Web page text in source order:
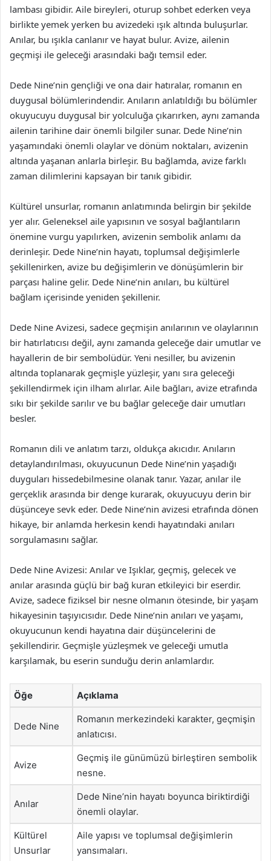
lambası gibidir. Aile bireyleri, oturup sohbet ederken veya
birlikte yemek yerken bu avizedeki ışık altında buluşurlar.
Anılar, bu ışıkla canlanır ve hayat bulur. Avize, ailenin
geçmişi ile geleceği arasındaki bağı temsil eder.
Dede Nine’nin gençliği ve ona dair hatıralar, romanın en
duygusal bölümlerindendir. Anıların anlatıldığı bu bölümler
okuyucuyu duygusal bir yolculuğa çıkarırken, aynı zamanda
ailenin tarihine dair önemli bilgiler sunar. Dede Nine’nin
yaşamındaki önemli olaylar ve dönüm noktaları, avizenin
altında yaşanan anlarla birleşir. Bu bağlamda, avize farklı
zaman dilimlerini kapsayan bir tanık gibidir.
Kültürel unsurlar, romanın anlatımında belirgin bir şekilde
yer alır. Geleneksel aile yapısının ve sosyal bağlantıların
önemine vurgu yapılırken, avizenin sembolik anlamı da
derinleşir. Dede Nine’nin hayatı, toplumsal değişimlerle
şekillenirken, avize bu değişimlerin ve dönüşümlerin bir
parçası haline gelir. Dede Nine’nin anıları, bu kültürel
bağlam içerisinde yeniden şekillenir.
Dede Nine Avizesi, sadece geçmişin anılarının ve olaylarının
bir hatırlatıcısı değil, aynı zamanda geleceğe dair umutlar ve
hayallerin de bir sembolüdür. Yeni nesiller, bu avizenin
altında toplanarak geçmişle yüzleşir, yanı sıra geleceği
şekillendirmek için ilham alırlar. Aile bağları, avize etrafında
sıkı bir şekilde sarılır ve bu bağlar geleceğe dair umutları
besler.
Romanın dili ve anlatım tarzı, oldukça akıcıdır. Anıların
detaylandırılması, okuyucunun Dede Nine’nin yaşadığı
duyguları hissedebilmesine olanak tanır. Yazar, anılar ile
gerçeklik arasında bir denge kurarak, okuyucuyu derin bir
düşünceye sevk eder. Dede Nine’nin avizesi etrafında dönen
hikaye, bir anlamda herkesin kendi hayatındaki anıları
sorgulamasını sağlar.
Dede Nine Avizesi: Anılar ve Işıklar, geçmiş, gelecek ve
anılar arasında güçlü bir bağ kuran etkileyici bir eserdir.
Avize, sadece fiziksel bir nesne olmanın ötesinde, bir yaşam
hikayesinin taşıyıcısıdır. Dede Nine’nin anıları ve yaşamı,
okuyucunun kendi hayatına dair düşüncelerini de
şekillendirir. Geçmişle yüzleşmek ve geleceği umutla
karşılamak, bu eserin sunduğu derin anlamlardır.
Öğe Açıklama
Dede Nine
Romanın merkezindeki karakter, geçmişin
anlatıcısı.
Avize
Geçmiş ile günümüzü birleştiren sembolik
nesne.
Anılar
Dede Nine’nin hayatı boyunca biriktirdiği
önemli olaylar.
Kültürel
Unsurlar
Aile yapısı ve toplumsal değişimlerin
yansımaları.